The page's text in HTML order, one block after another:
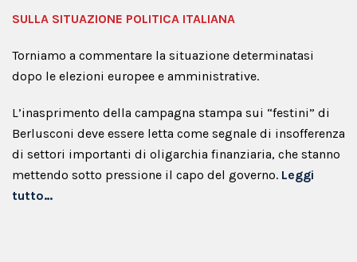
SULLA SITUAZIONE POLITICA ITALIANA
Torniamo a commentare la situazione determinatasi
dopo le elezioni europee e amministrative.
L’inasprimento della campagna stampa sui “festini” di
Berlusconi deve essere letta come segnale di insofferenza
di settori importanti di oligarchia finanziaria, che stanno
mettendo sotto pressione il capo del governo. Leggi
tutto…